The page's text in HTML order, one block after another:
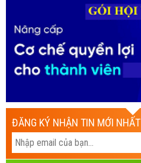
ĐĂNG KÝ NHẬN TIN MỚI NHẤT